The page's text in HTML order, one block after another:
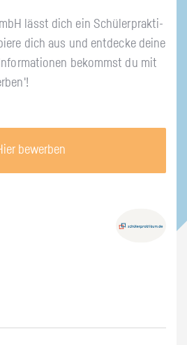
lässt dich ein Schü­ler­prak­ti­
dich aus und ent­de­cke deine
be­kommst du mit
bewerben